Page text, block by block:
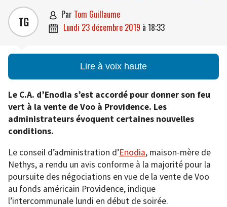
TG  par Tom Guillaume
 lundi 23 décembre 2019 à 18:33
Lire à voix haute
Le C.A. d’Enodia s’est accordé pour donner son feu
vert à la vente de Voo à Providence. Les
administrateurs évoquent certaines nouvelles
conditions.
Le conseil d’administration d’Enodia, maison-mère de
Nethys, a rendu un avis conforme à la majorité pour la
poursuite des négociations en vue de la vente de Voo
au fonds américain Providence, indique
l’intercommunale lundi en début de soirée.